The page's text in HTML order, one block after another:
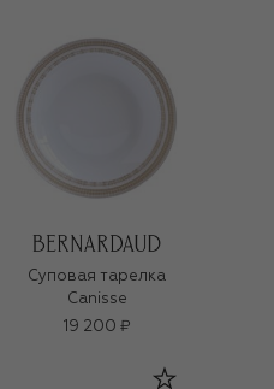
Суповая тарелка
Canisse
19 200 ₽